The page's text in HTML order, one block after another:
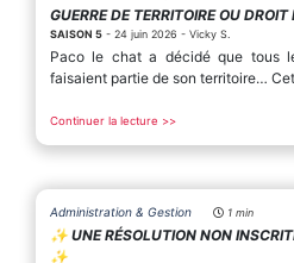
GUERRE DE TERRITOIRE OU
SAISON 5 - 24 juin 2026 - Vicky S.
Paco le chat a décidé que tous
faisaient partie de son territoire…
Continuer la lecture >>
Administration & Gestion 1 min
✨️ UNE RÉSOLUTION NON
✨️